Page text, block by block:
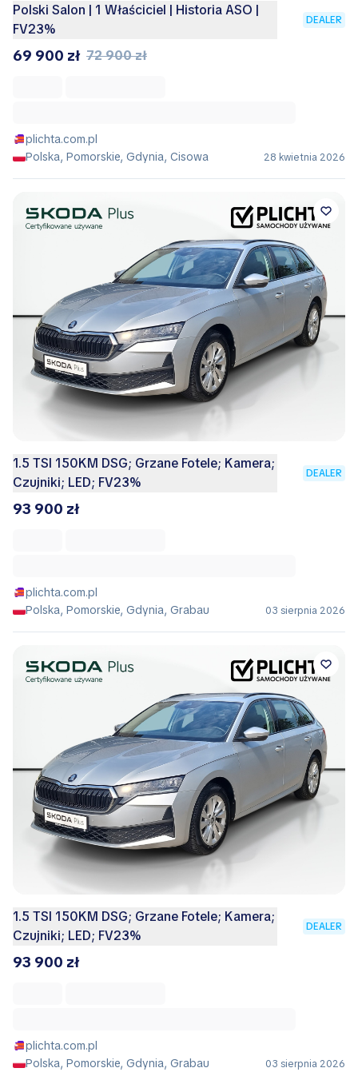
Polski Salon | 1 Właściciel | Historia ASO |
FV23%
DEALER
69 900 zł 72 900 zł
plichta.com.pl
Polska, Pomorskie, Gdynia, Cisowa
28 kwietnia 2026
1.5 TSI 150KM DSG; Grzane Fotele; Kamera;
Czujniki; LED; FV23%
DEALER
93 900 zł
plichta.com.pl
Polska, Pomorskie, Gdynia, Grabau
03 sierpnia 2026
1.5 TSI 150KM DSG; Grzane Fotele; Kamera;
Czujniki; LED; FV23%
DEALER
93 900 zł
plichta.com.pl
Polska, Pomorskie, Gdynia, Grabau
03 sierpnia 2026